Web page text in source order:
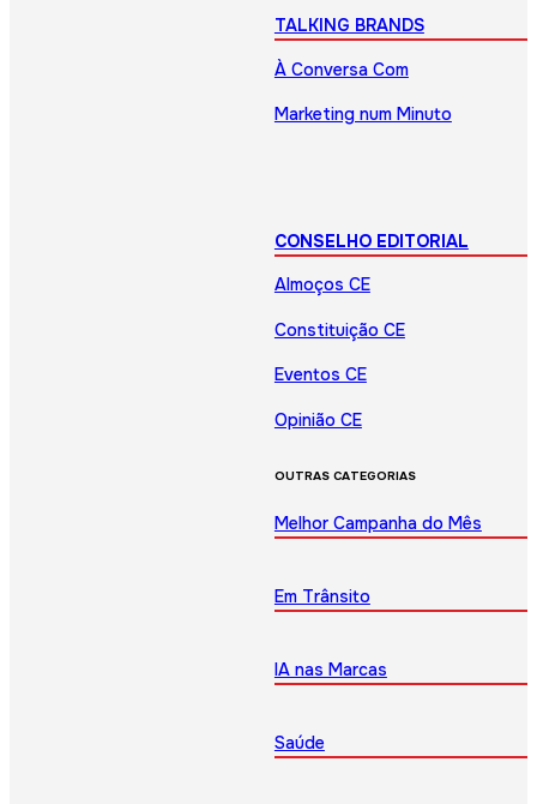
TALKING BRANDS
À Conversa Com
Marketing num Minuto
CONSELHO EDITORIAL
Almoços CE
Constituição CE
Eventos CE
Opinião CE
OUTRAS CATEGORIAS
Melhor Campanha do Mês
Em Trânsito
IA nas Marcas
Saúde